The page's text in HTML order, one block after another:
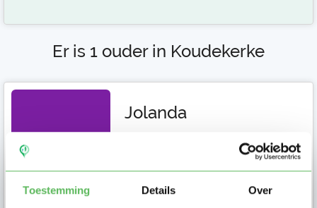
Toestemming Details Over
Er is 1 ouder in Koudekerke
Jolanda
katten kunnen passen? En wel
voor drie weken eind september
en begi...